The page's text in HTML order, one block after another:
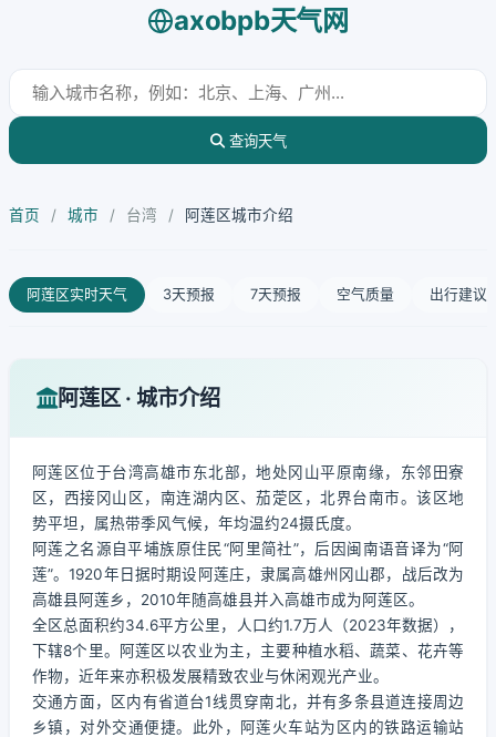
axobpb天气网
查询天气
首页 / 城市 / 台湾 / 阿莲区城市介绍
阿莲区实时天气 3天预报 7天预报 空气质量 出行建议
阿莲区 · 城市介绍
阿莲区位于台湾高雄市东北部，地处冈山平原南缘，东邻田寮
区，西接冈山区，南连湖内区、茄萣区，北界台南市。该区地
势平坦，属热带季风气候，年均温约24摄氏度。
阿莲之名源自平埔族原住民“阿里简社”，后因闽南语音译为“阿
莲”。1920年日据时期设阿莲庄，隶属高雄州冈山郡，战后改为
高雄县阿莲乡，2010年随高雄县并入高雄市成为阿莲区。
全区总面积约34.6平方公里，人口约1.7万人（2023年数据），
下辖8个里。阿莲区以农业为主，主要种植水稻、蔬菜、花卉等
作物，近年来亦积极发展精致农业与休闲观光产业。
交通方面，区内有省道台1线贯穿南北，并有多条县道连接周边
乡镇，对外交通便捷。此外，阿莲火车站为区内的铁路运输站